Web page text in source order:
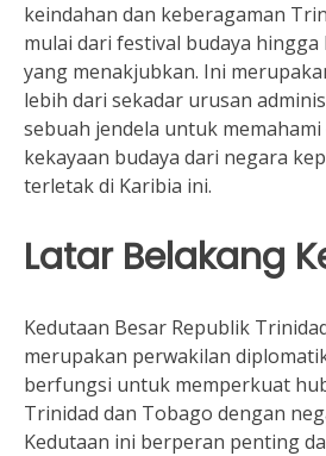
keindahan dan keberagaman
mulai dari festival budaya hingga
yang menakjubkan. Ini
lebih dari sekadar urusan
sebuah jendela untuk
kekayaan budaya dari negara
terletak di Karibia ini.
Latar Belakang
Kedutaan Besar Republik
merupakan perwakilan
berfungsi untuk memperkuat
Trinidad dan Tobago dengan
Kedutaan ini berperan penting